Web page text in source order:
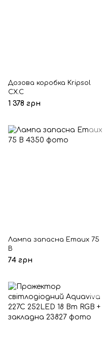
Дозова коробка Kripsol
CX.C
1 378 грн
Лампа запасна Emaux 75
В
74 грн